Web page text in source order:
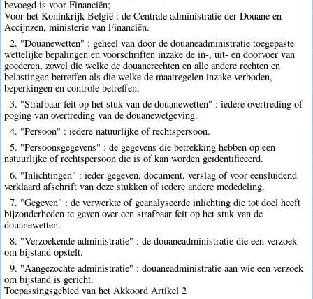
bevoegd is voor Financiën;
Voor het Koninkrijk België : de Centrale administratie der Douane en
Accijnzen, ministerie van Financiën.
2. "Douanewetten" : geheel van door de douaneadministratie toegepaste
wettelijke bepalingen en voorschriften inzake de in-, uit- en doorvoer van
goederen, zowel die welke de douanerechten en alle andere rechten en
belastingen betreffen als die welke de maatregelen inzake verboden,
beperkingen en controle betreffen.
3. "Strafbaar feit op het stuk van de douanewetten" : iedere overtreding of
poging van overtreding van de douanewetgeving.
4. "Persoon" : iedere natuurlijke of rechtspersoon.
5. "Persoonsgegevens" : de gegevens die betrekking hebben op een
natuurlijke of rechtspersoon die is of kan worden geïdentificeerd.
6. "Inlichtingen" : ieder gegeven, document, verslag of voor eensluidend
verklaard afschrift van deze stukken of iedere andere mededeling.
7. "Gegeven" : de verwerkte of geanalyseerde inlichting die tot doel heeft
bijzonderheden te geven over een strafbaar feit op het stuk van de
douanewetten.
8. "Verzoekende administratie" : de douaneadministratie die een verzoek
om bijstand opstelt.
9. "Aangezochte administratie" : douaneadministratie aan wie een verzoek
om bijstand is gericht.
Toepassingsgebied van het Akkoord Artikel 2